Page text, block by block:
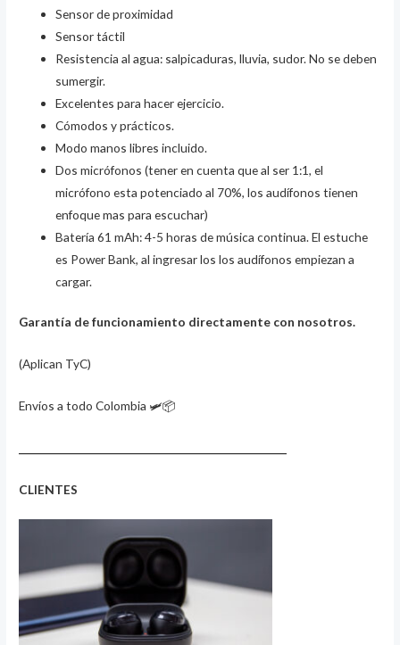
Sensor de proximidad
Sensor táctil
Resistencia al agua: salpicaduras, lluvia, sudor. No se deben
sumergir.
Excelentes para hacer ejercicio.
Cómodos y prácticos.
Modo manos libres incluido.
Dos micrófonos (tener en cuenta que al ser 1:1, el
micrófono esta potenciado al 70%, los audífonos tienen
enfoque mas para escuchar)
Batería 61 mAh: 4-5 horas de música continua. El estuche
es Power Bank, al ingresar los los audífonos empiezan a
cargar.
Garantía de funcionamiento directamente con nosotros.
(Aplican TyC)
Envíos a todo Colombia 🛩️📦
CLIENTES